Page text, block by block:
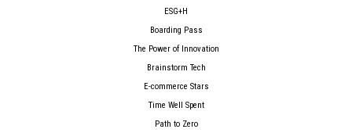
ESG+H
Boarding Pass
The Power of Innovation
Brainstorm Tech
E-commerce Stars
Time Well Spent
Path to Zero